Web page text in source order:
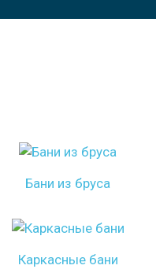
Бани из бруса
Каркасные бани